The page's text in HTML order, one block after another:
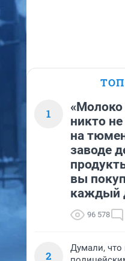
ТОП
1
«Молоко
никто
на
заводе
вы
каждый
96 578
2
Думали, что